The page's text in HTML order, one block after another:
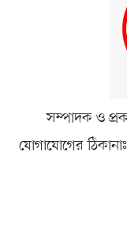
সম্পাদক ও
যোগাযোগের